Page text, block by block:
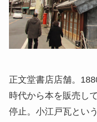
正文堂書店店舗。
時代から本を販売し
停止。小江戸瓦とい